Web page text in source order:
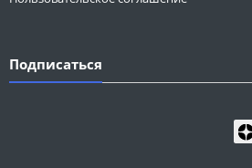
Подписаться